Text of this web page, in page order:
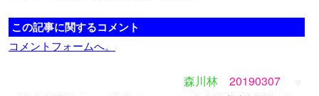
この記事に関するコメント
コメントフォームへ。
森川林 20190307 ▽